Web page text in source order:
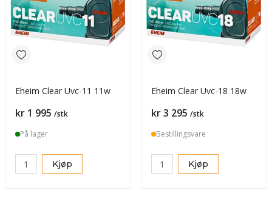
Eheim Clear Uvc-11 11w
Pris
kr 1 995 /stk
På lager
Kjøp
Eheim Clear Uvc-18 18w
Pris
kr 3 295 /stk
Bestillingsvare
Kjøp